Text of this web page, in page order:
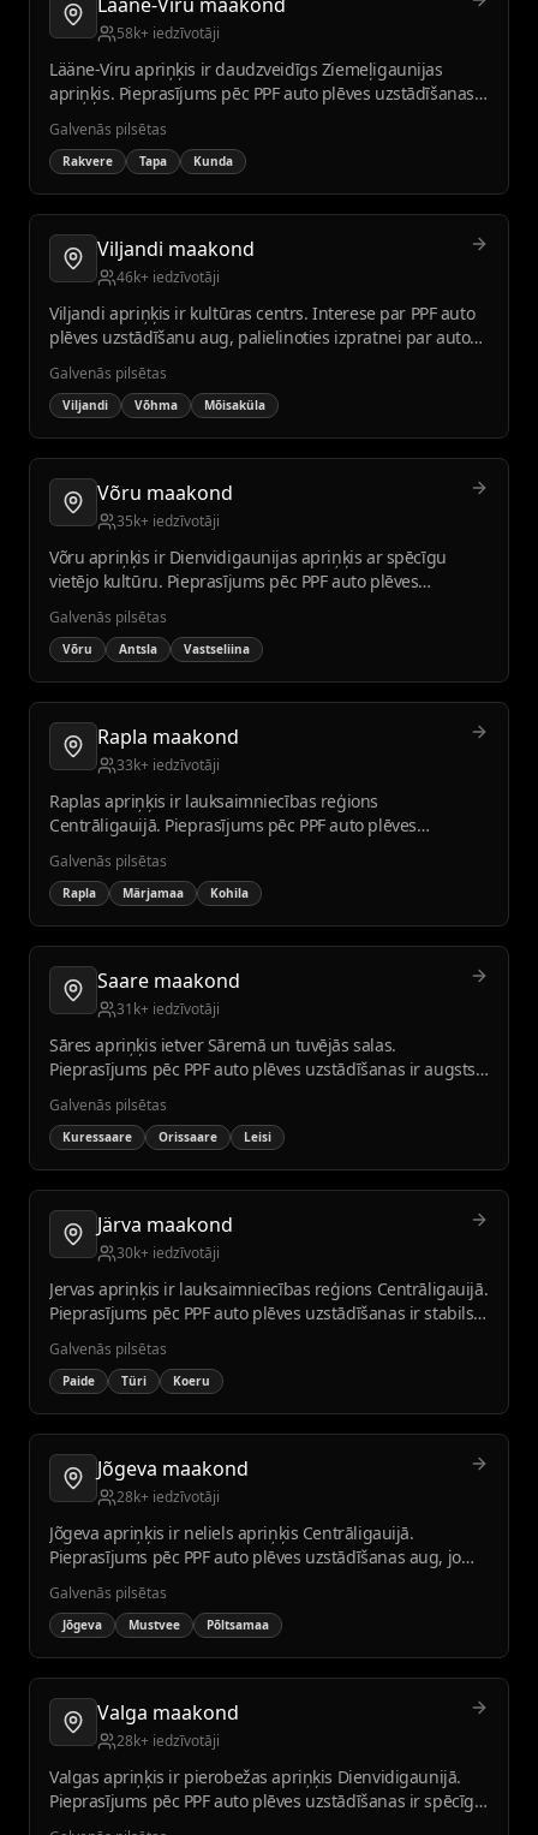
58k+ iedzīvotāji
Lääne-Viru apriņķis ir daudzveidīgs Ziemeļigaunijas
apriņķis. Pieprasījums pēc PPF auto plēves uzstādīšanas
ir stabils vietējo uzņēmumu un iedzīvotāju vidū.
Galvenās pilsētas
Rakvere Tapa Kunda
Viljandi maakond
46k+ iedzīvotāji
Viljandi apriņķis ir kultūras centrs. Interese par PPF auto
plēves uzstādīšanu aug, palielinoties izpratnei par auto
kopšanu un aizsardzību.
Galvenās pilsētas
Viljandi Võhma Mõisaküla
Võru maakond
35k+ iedzīvotāji
Võru apriņķis ir Dienvidigaunijas apriņķis ar spēcīgu
vietējo kultūru. Pieprasījums pēc PPF auto plēves
uzstādīšanas aug līdz ar reģiona attīstību un tūrismu.
Galvenās pilsētas
Võru Antsla Vastseliina
Rapla maakond
33k+ iedzīvotāji
Raplas apriņķis ir lauksaimniecības reģions
Centrāligauijā. Pieprasījums pēc PPF auto plēves
uzstādīšanas ir stabils vietējo uzņēmumu un iedzīvotāju
vidū.
Galvenās pilsētas
Rapla Märjamaa Kohila
Saare maakond
31k+ iedzīvotāji
Sāres apriņķis ietver Sāremā un tuvējās salas.
Pieprasījums pēc PPF auto plēves uzstādīšanas ir augsts
tūrisma un piekrastes klimata dēļ.
Galvenās pilsētas
Kuressaare Orissaare Leisi
Järva maakond
30k+ iedzīvotāji
Jervas apriņķis ir lauksaimniecības reģions Centrāligauijā.
Pieprasījums pēc PPF auto plēves uzstādīšanas ir stabils
vietējo uzņēmumu vidū.
Galvenās pilsētas
Paide Türi Koeru
Jõgeva maakond
28k+ iedzīvotāji
Jõgeva apriņķis ir neliels apriņķis Centrāligauijā.
Pieprasījums pēc PPF auto plēves uzstādīšanas aug, jo
autoparks atjaunojas.
Galvenās pilsētas
Jõgeva Mustvee Põltsamaa
Valga maakond
28k+ iedzīvotāji
Valgas apriņķis ir pierobežas apriņķis Dienvidigaunijā.
Pieprasījums pēc PPF auto plēves uzstādīšanas ir spēcīgs
tūrisma vietās, piemēram, Otepē.